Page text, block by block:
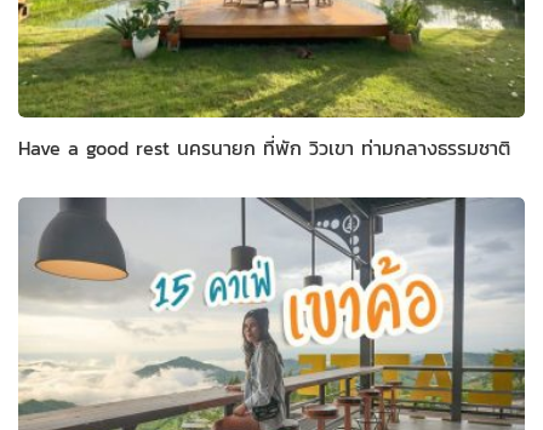
Have a good rest นครนายก ที่พัก วิวเขา ท่ามกลางธรรมชาติ